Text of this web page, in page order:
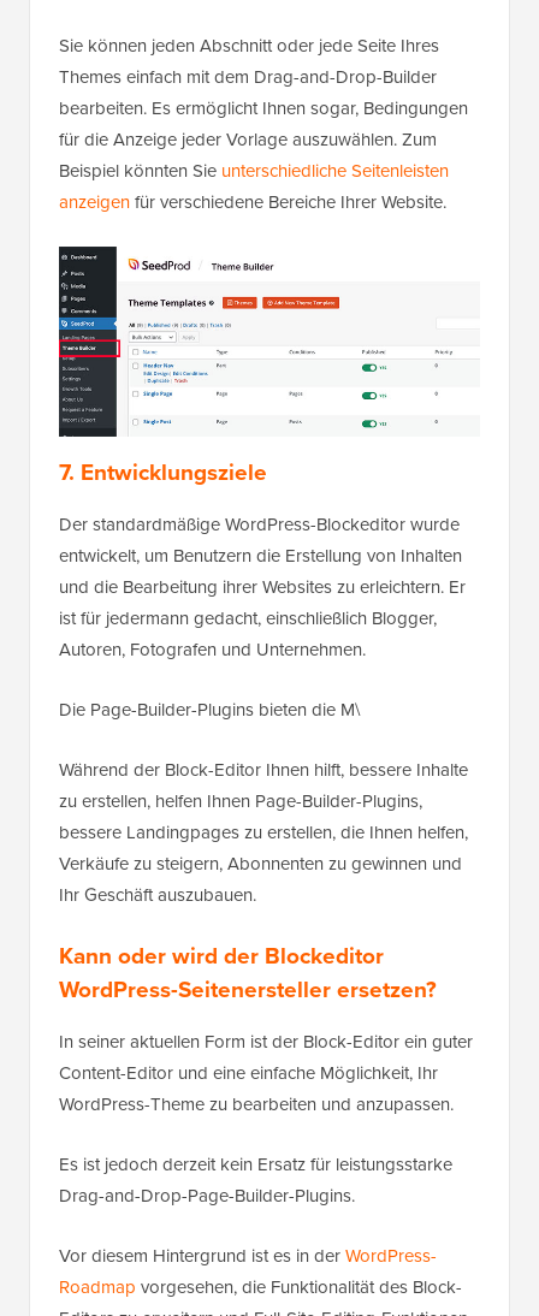
Sie können jeden Abschnitt oder jede Seite Ihres
Themes einfach mit dem Drag-and-Drop-Builder
bearbeiten. Es ermöglicht Ihnen sogar, Bedingungen
für die Anzeige jeder Vorlage auszuwählen. Zum
Beispiel könnten Sie unterschiedliche Seitenleisten
anzeigenfür verschiedene Bereiche Ihrer Website.
7. Entwicklungsziele
Der standardmäßige WordPress-Blockeditor wurde
entwickelt, um Benutzern die Erstellung von Inhalten
und die Bearbeitung ihrer Websites zu erleichtern. Er
ist für jedermann gedacht, einschließlich Blogger,
Autoren, Fotografen und Unternehmen.
Die Page-Builder-Plugins bieten die M\
Während der Block-Editor Ihnen hilft, bessere Inhalte
zu erstellen, helfen Ihnen Page-Builder-Plugins,
bessere Landingpages zu erstellen, die Ihnen helfen,
Verkäufe zu steigern, Abonnenten zu gewinnen und
Ihr Geschäft auszubauen.
Kann oder wird der Blockeditor
WordPress-Seitenersteller ersetzen?
In seiner aktuellen Form ist der Block-Editor ein guter
Content-Editor und eine einfache Möglichkeit, Ihr
WordPress-Theme zu bearbeiten und anzupassen.
Es ist jedoch derzeit kein Ersatz für leistungsstarke
Drag-and-Drop-Page-Builder-Plugins.
Vor diesem Hintergrund ist es in derWordPress-
Roadmap vorgesehen, die Funktionalität des Block-